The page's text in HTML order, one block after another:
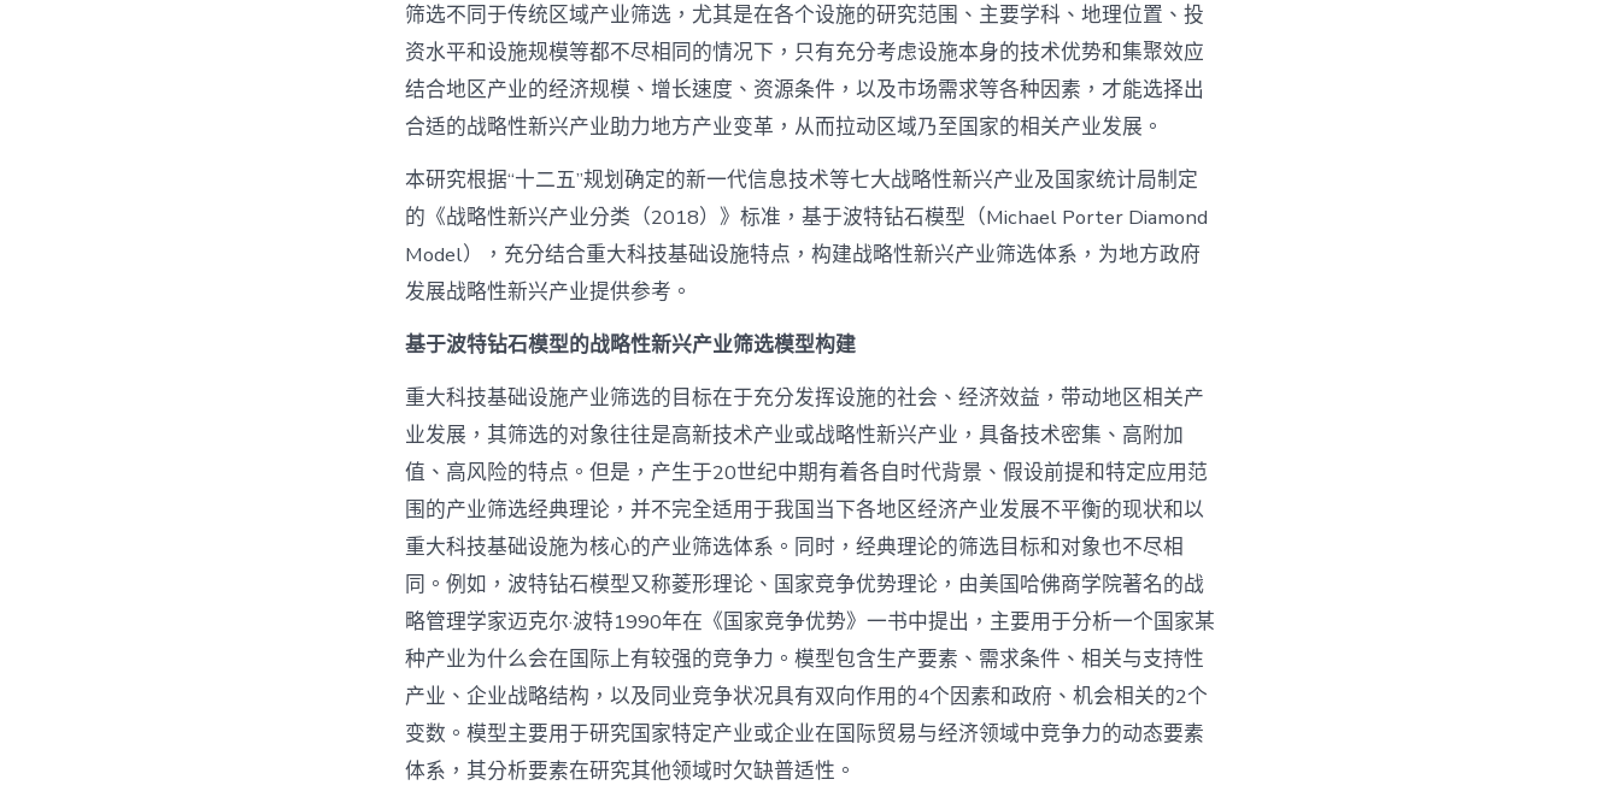
筛选不同于传统区域产业筛选，尤其是在各个设施的研究范围、主要学科、地理位置、投
资水平和设施规模等都不尽相同的情况下，只有充分考虑设施本身的技术优势和集聚效应
结合地区产业的经济规模、增长速度、资源条件，以及市场需求等各种因素，才能选择出
合适的战略性新兴产业助力地方产业变革，从而拉动区域乃至国家的相关产业发展。
本研究根据“十二五”规划确定的新一代信息技术等七大战略性新兴产业及国家统计局制定
的《战略性新兴产业分类（2018）》标准，基于波特钻石模型（Michael Porter Diamond
Model），充分结合重大科技基础设施特点，构建战略性新兴产业筛选体系，为地方政府
发展战略性新兴产业提供参考。
基于波特钻石模型的战略性新兴产业筛选模型构建
重大科技基础设施产业筛选的目标在于充分发挥设施的社会、经济效益，带动地区相关产
业发展，其筛选的对象往往是高新技术产业或战略性新兴产业，具备技术密集、高附加
值、高风险的特点。但是，产生于20世纪中期有着各自时代背景、假设前提和特定应用范
围的产业筛选经典理论，并不完全适用于我国当下各地区经济产业发展不平衡的现状和以
重大科技基础设施为核心的产业筛选体系。同时，经典理论的筛选目标和对象也不尽相
同。例如，波特钻石模型又称菱形理论、国家竞争优势理论，由美国哈佛商学院著名的战
略管理学家迈克尔·波特1990年在《国家竞争优势》一书中提出，主要用于分析一个国家某
种产业为什么会在国际上有较强的竞争力。模型包含生产要素、需求条件、相关与支持性
产业、企业战略结构，以及同业竞争状况具有双向作用的4个因素和政府、机会相关的2个
变数。模型主要用于研究国家特定产业或企业在国际贸易与经济领域中竞争力的动态要素
体系，其分析要素在研究其他领域时欠缺普适性。